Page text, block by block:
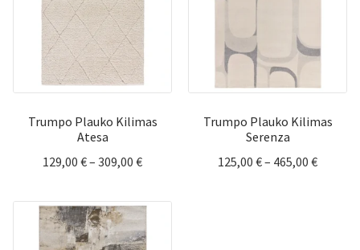
Trumpo Plauko Kilimas
Atesa
129,00 €– 309,00 €Price
129,00 €
309,00 €
Trumpo Plauko Kilimas
Serenza
125,00 €– 465,00 €Price